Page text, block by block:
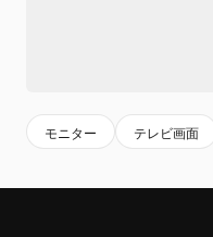
モニター テレビ画面